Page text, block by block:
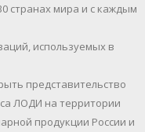
странах мира и с каждым
используемых в
представительство
ЛОДИ на территории
продукции России и